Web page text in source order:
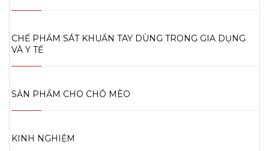
CHẾ PHẨM SÁT KHUẨN TAY DÙNG TRONG GIA DỤNG
VÀ Y TẾ
SẢN PHẨM CHO CHÓ MÈO
KINH NGHIỆM